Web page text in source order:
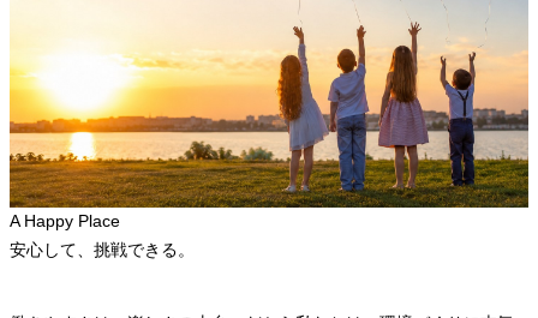
A Happy Place
安心して、 挑戦できる。